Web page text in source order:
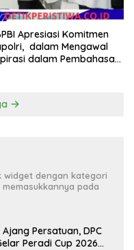
Apresiasi Komitmen
dalam Mengawal
dalam Pembahasan
widget dengan kategori
pada
Persatuan, DPC
Peradi Cup 2026